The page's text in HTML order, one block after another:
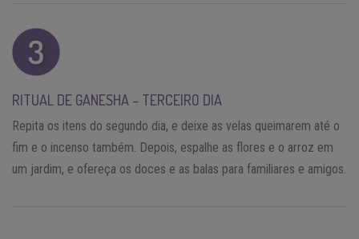
RITUAL DE GANESHA – TERCEIRO DIA
Repita os itens do segundo dia, e deixe as velas queimarem até o
fim e o incenso também. Depois, espalhe as flores e o arroz em
um jardim, e ofereça os doces e as balas para familiares e amigos.